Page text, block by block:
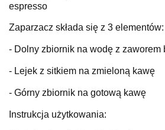
espresso
Zaparzacz składa się z 3 elementów:
- Dolny zbiornik na wodę z zaworem
- Lejek z sitkiem na zmieloną kawę
- Górny zbiornik na gotową kawę
Instrukcja użytkowania: